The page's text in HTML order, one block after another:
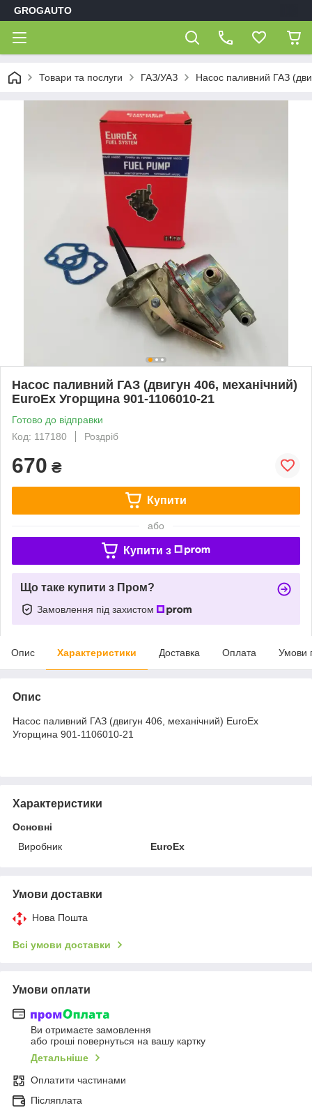
GROGAUTO
Товари та послуги ГАЗ/УАЗ Насос паливний ГАЗ
Насос паливний ГАЗ (двигун 406, механічний)
EuroEx Угорщина 901-1106010-21
Готово до відправки
Код: 117180
Роздріб
670 ₴
Купити
або
Купити з
Що таке купити з Пром?
Замовлення під захистом
Опис Характеристики Доставка Оплата Умови
Опис
Насос паливний ГАЗ (двигун 406, механічний) EuroEx
Угорщина 901-1106010-21
Характеристики
Основні
Виробник
EuroEx
Умови доставки
Нова Пошта
Всі умови доставки
Умови оплати
Ви отримаєте замовлення
або гроші повернуться на вашу картку
Детальніше
Оплатити частинами
Післяплата